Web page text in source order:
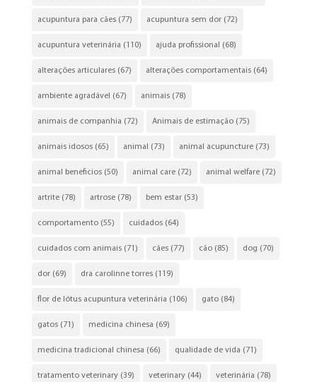
acupuntura para cães(77) acupuntura sem dor(72)
acupuntura veterinária (110) ajuda profissional (68)
alterações articulares(67) alterações comportamentais(64)
ambiente agradável (67) animais(78)
animais de companhia (72) Animais de estimação(75)
animais idosos(65) animal (73) animal acupuncture(73)
animal beneficios(50) animal care(72) animal welfare(72)
artrite(78) artrose(78) bem estar(53)
comportamento(55) cuidados(64)
cuidados com animais(71) cães(77) cão(85) dog (70)
dor(69) dra carolinne torres(119)
flor de lótus acupuntura veterinária (106) gato(84)
gatos(71) medicina chinesa (69)
medicina tradicional chinesa (66) qualidade de vida (71)
tratamento veterinary(39) veterinary(44) veterinária (78)